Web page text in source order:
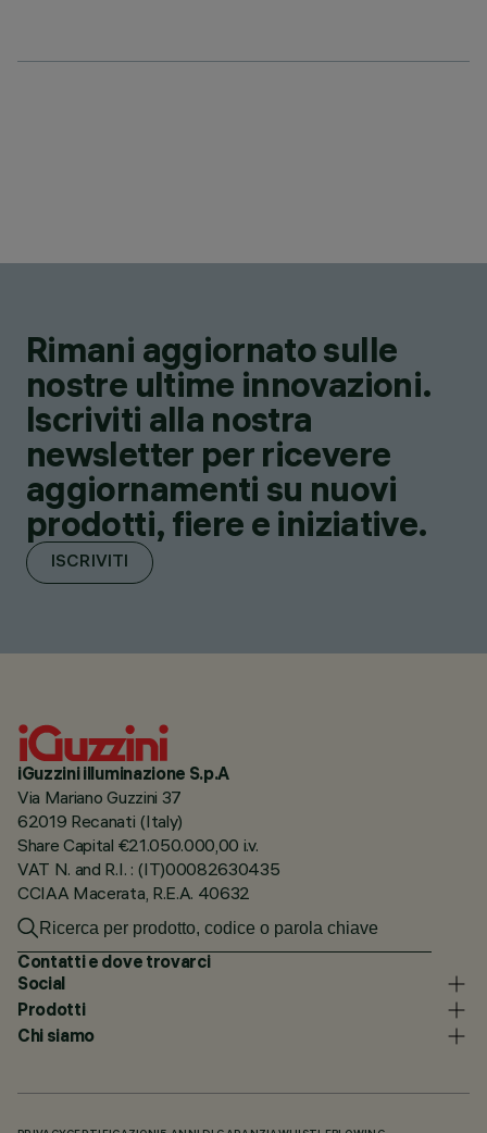
Rimani aggiornato sulle
nostre ultime innovazioni.
Iscriviti alla nostra
newsletter per ricevere
aggiornamenti su nuovi
prodotti, fiere e iniziative.
ISCRIVITI
iGuzzini illuminazione S.p.A
Via Mariano Guzzini 37
62019 Recanati (Italy)
Share Capital €21.050.000,00 i.v.
VAT N. and R.I. : (IT)00082630435
CCIAA Macerata, R.E.A. 40632
Contatti e dove trovarci
Social
Prodotti
Chi siamo